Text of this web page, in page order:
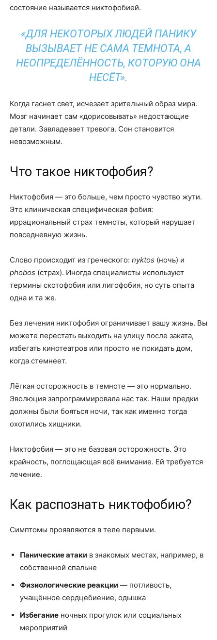
состояние называется никтофобией.
«ДЛЯ НЕКОТОРЫХ ЛЮДЕЙ ПАНИКУ
ВЫЗЫВАЕТ НЕ САМА ТЕМНОТА, А
НЕОПРЕДЕЛЁННОСТЬ, КОТОРУЮ ОНА
НЕСЁТ».
Когда гаснет свет, исчезает зрительный образ мира.
Мозг начинает сам «дорисовывать» недостающие
детали. Завладевает тревога. Сон становится
невозможным.
Что такое никтофобия?
Никтофобия — это больше, чем просто чувство жути.
Это клиническая специфическая фобия:
иррациональный страх темноты, который нарушает
повседневную жизнь.
Слово происходит из греческого: nyktos (ночь) и
phobos (страх). Иногда специалисты используют
термины скотофобия или лигофобия, но суть опыта
одна и та же.
Без лечения никтофобия ограничивает вашу жизнь. Вы
можете перестать выходить на улицу после заката,
избегать кинотеатров или просто не покидать дом,
когда стемнеет.
Лёгкая осторожность в темноте — это нормально.
Эволюция запрограммировала нас так. Наши предки
должны были бояться ночи, так как именно тогда
охотились хищники.
Никтофобия — это не базовая осторожность. Это
крайность, поглощающая всё внимание. Ей требуется
лечение.
Как распознать никтофобию?
Симптомы проявляются в теле первыми.
Панические атаки в знакомых местах, например, в
собственной спальне
Физиологические реакции — потливость,
учащённое сердцебиение, одышка
Избегание ночных прогулок или социальных
мероприятий